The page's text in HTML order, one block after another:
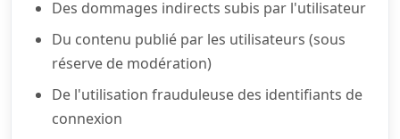
Des dommages indirects subis par l'utilisateur
Du contenu publié par les utilisateurs (sous
réserve de modération)
De l'utilisation frauduleuse des identifiants de
connexion